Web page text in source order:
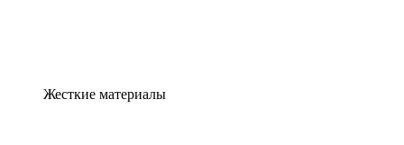
Жесткие материалы